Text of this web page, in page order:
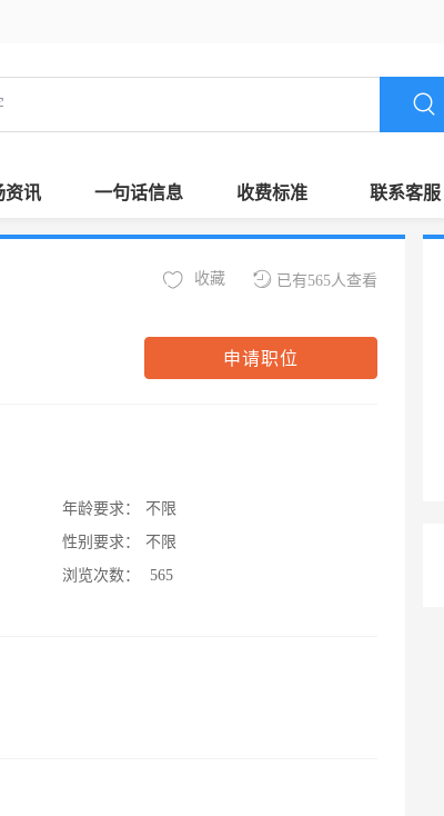
资讯 一句话信息 收费标准 联系客服
已有565人查看
收藏
申请职位
年龄要求：
不限
性别要求：
不限
浏览次数：
565